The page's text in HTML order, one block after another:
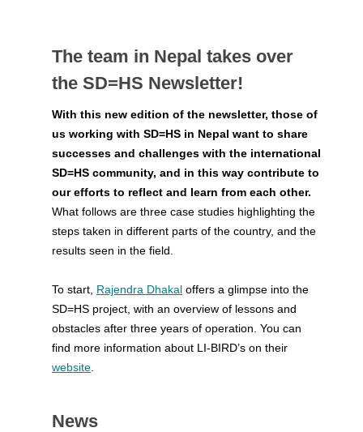
The team in Nepal takes over
the SD=HS Newsletter!
With this new edition of the newsletter, those of
us working with SD=HS in Nepal want to share
successes and challenges with the international
SD=HS community, and in this way contribute to
our efforts to reflect and learn from each other.
What follows are three case studies highlighting the
steps taken in different parts of the country, and the
results seen in the field.
To start, Rajendra Dhakal offers a glimpse into the
SD=HS project, with an overview of lessons and
obstacles after three years of operation. You can
find more information about LI-BIRD’s on their
website
News